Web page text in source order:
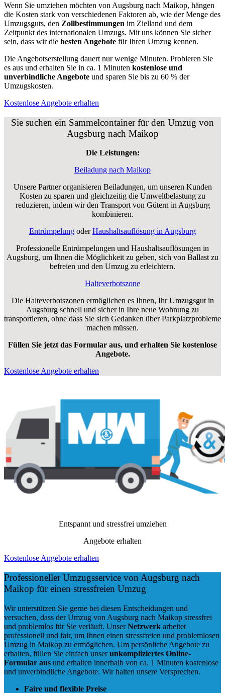
Wenn Sie umziehen möchten von Augsburg nach Maikop, hängen
die Kosten stark von verschiedenen Faktoren ab, wie der Menge des
Umzugsguts, den Zollbestimmungen im Zielland und dem
Zeitpunkt des internationalen Umzugs. Mit uns können Sie sicher
sein, dass wir die besten Angebote für Ihren Umzug kennen.
Die Angebotserstellung dauert nur wenige Minuten. Probieren Sie
es aus und erhalten Sie in ca. 1 Minuten kostenlose und
unverbindliche Angebote und sparen Sie bis zu 60 % der
Umzugskosten.
Kostenlose Angebote erhalten
Sie suchen ein Sammelcontainer für den Umzug von
Augsburg nach Maikop
Die Leistungen:
Beiladung nach Maikop
Unsere Partner organisieren Beiladungen, um unseren Kunden
Kosten zu sparen und gleichzeitig die Umweltbelastung zu
reduzieren, indem wir den Transport von Gütern in Augsburg
kombinieren.
Entrümpelung oderHaushaltsauflösung in Augsburg
Professionelle Entrümpelungen und Haushaltsauflösungen in
Augsburg, um Ihnen die Möglichkeit zu geben, sich von Ballast zu
befreien und den Umzug zu erleichtern.
Halteverbotszone
Die Halteverbotszonen ermöglichen es Ihnen, Ihr Umzugsgut in
Augsburg schnell und sicher in Ihre neue Wohnung zu
transportieren, ohne dass Sie sich Gedanken über Parkplatzprobleme
machen müssen.
Füllen Sie jetzt das Formular aus, und erhalten Sie kostenlose
Angebote.
Kostenlose Angebote erhalten
Entspannt und stressfrei umziehen
Angebote erhalten
Kostenlose Angebote erhalten
Professioneller Umzugsservice von Augsburg nach
Maikop für einen stressfreien Umzug
Wir unterstützen Sie gerne bei diesen Entscheidungen und
versuchen, dass der Umzug von Augsburg nach Maikop stressfrei
und problemlos für Sie verläuft. UnserNetzwerk arbeitet
professionell und fair, um Ihnen einen stressfreien und problemlosen
Umzug in Maikop zu ermöglichen. Um persönliche Angebote zu
erhalten, füllen Sie einfach unserunkompliziertes Online-
Formular aus und erhalten innerhalb von ca. 1 Minuten kostenlose
und unverbindliche Angebote. Wir halten unsere Versprechen.
Faire und flexible Preise